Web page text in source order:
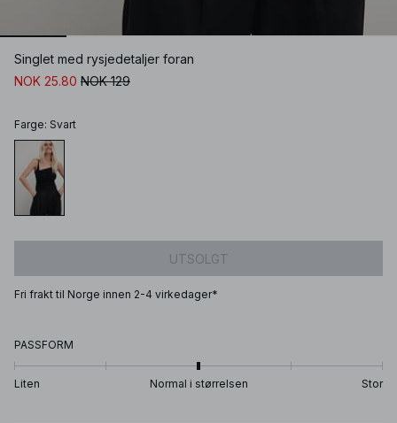
Singlet med rysjedetaljer foran
NOK 25.80 NOK 129
Farge: Svart
UTSOLGT
Fri frakt til Norge innen 2-4 virkedager*
PASSFORM
Liten Normal i størrelsen Stor